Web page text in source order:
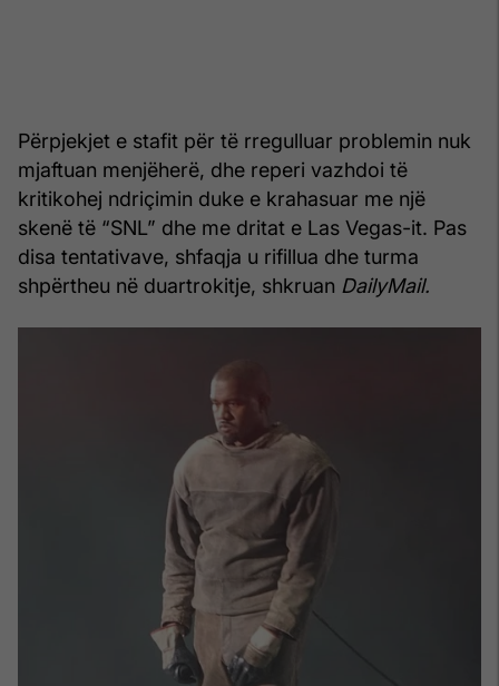
Përpjekjet e stafit për të rregulluar problemin nuk
mjaftuan menjëherë, dhe reperi vazhdoi të
kritikohej ndriçimin duke e krahasuar me një
skenë të “SNL” dhe me dritat e Las Vegas-it. Pas
disa tentativave, shfaqja u rifillua dhe turma
shpërtheu në duartrokitje, shkruan DailyMail.